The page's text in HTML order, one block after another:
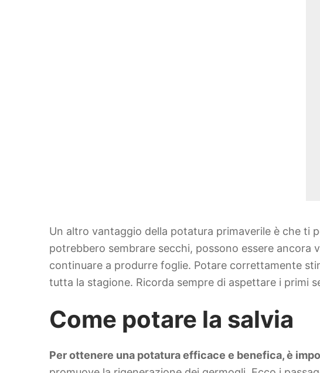
Un altro vantaggio della potatura primaverile è che ti
potrebbero sembrare secchi, possono essere ancora
continuare a produrre foglie. Potare correttamente
tutta la stagione. Ricorda sempre di aspettare i primi
Come potare la salvia
Per ottenere una potatura efficace e benefica, è